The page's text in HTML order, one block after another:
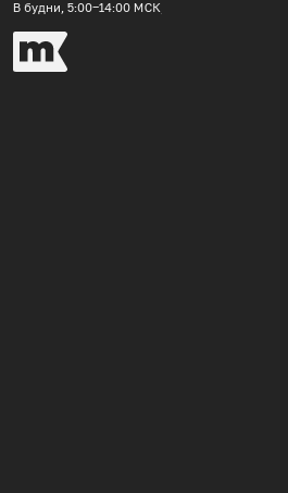
В будни, 5:00‒14:00 МСК